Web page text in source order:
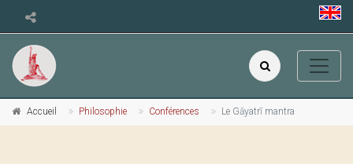
Accueil Philosophie Conférences Le Gāyatrī mantra